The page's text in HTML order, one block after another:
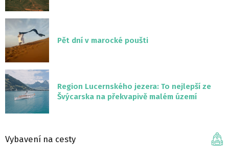
Pět dní v marocké poušti
Region Lucernského jezera: To nejlepší ze
Švýcarska na překvapivě malém území
Vybavení na cesty